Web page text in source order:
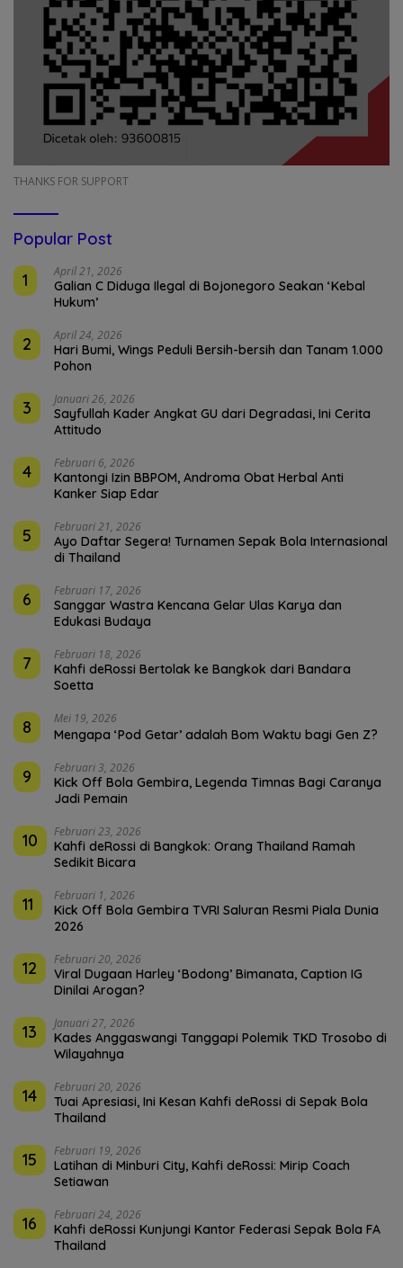
THANKS FOR SUPPORT
Popular Post
1
April 21, 2026
Galian C Diduga Ilegal di Bojonegoro Seakan ‘Kebal
Hukum’
2 April 24, 2026
Hari Bumi, Wings Peduli Bersih-bersih dan Tanam 1.000
Pohon
3 Januari 26, 2026
Sayfullah Kader Angkat GU dari Degradasi, Ini Cerita
Attitudo
4 Februari 6, 2026
Kantongi Izin BBPOM, Androma Obat Herbal Anti
Kanker Siap Edar
5 Februari 21, 2026
Ayo Daftar Segera! Turnamen Sepak Bola Internasional
di Thailand
6 Februari 17, 2026
Sanggar Wastra Kencana Gelar Ulas Karya dan
Edukasi Budaya
7 Februari 18, 2026
Kahfi deRossi Bertolak ke Bangkok dari Bandara
Soetta
8 Mei 19, 2026
Mengapa ‘Pod Getar’ adalah Bom Waktu bagi Gen Z?
9 Februari 3, 2026
Kick Off Bola Gembira, Legenda Timnas Bagi Caranya
Jadi Pemain
10 Februari 23, 2026
Kahfi deRossi di Bangkok: Orang Thailand Ramah
Sedikit Bicara
11 Februari 1, 2026
Kick Off Bola Gembira TVRI Saluran Resmi Piala Dunia
2026
12 Februari 20, 2026
Viral Dugaan Harley ‘Bodong’ Bimanata, Caption IG
Dinilai Arogan?
13 Januari 27, 2026
Kades Anggaswangi Tanggapi Polemik TKD Trosobo di
Wilayahnya
14 Februari 20, 2026
Tuai Apresiasi, Ini Kesan Kahfi deRossi di Sepak Bola
Thailand
15 Februari 19, 2026
Latihan di Minburi City, Kahfi deRossi: Mirip Coach
Setiawan
16 Februari 24, 2026
Kahfi deRossi Kunjungi Kantor Federasi Sepak Bola FA
Thailand